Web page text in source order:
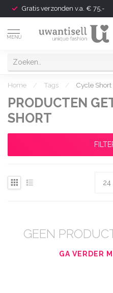
Gratis verzonden v.a. € 75,-
MENU
Home / Tags / Cycle Short
PRODUCTEN
SHORT
GEEN
GA VERDER